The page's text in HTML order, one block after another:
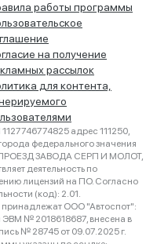
работы программы
на получение
рассылок
для контента,
адрес 111250,
федерального значения
ЗАВОДА СЕРП И МОЛОТ,
деятельность по
лицензий на ПО. Согласно
(код): 2.01.
ООО "Автоспот":
ЭВМ № 2018618687, внесена в
№ 28745 от 09.07.2025 г.